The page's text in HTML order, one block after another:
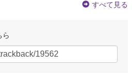
すべて見る
ら